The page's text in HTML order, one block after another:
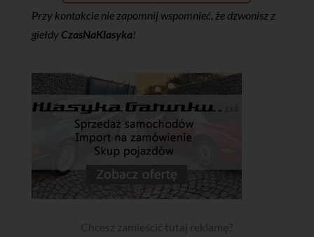
Przy kontakcie nie zapomnij wspomnieć, że dzwonisz z
giełdy CzasNaKlasyka!
Chcesz zamieścić tutaj reklamę?